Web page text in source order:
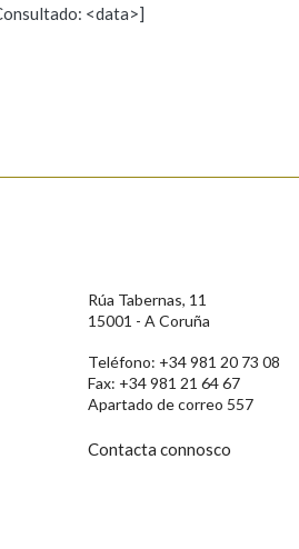
Apelidos
materia de Protección de Datos de Carácter
electrónico, así como calquera outra
de acceso, rectificación, oposición e
<data>]
Rúa Tabernas, 11
15001 - A Coruña
Teléfono: +34 981 20 73 08
Fax: +34 981 21 64 67
Apartado de correo 557
Contacta connosco